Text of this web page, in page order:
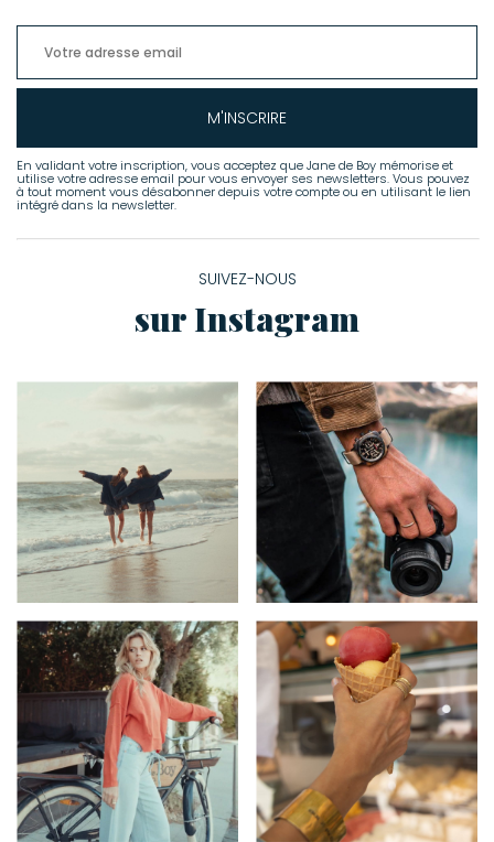
M'INSCRIRE
En validant votre inscription, vous acceptez que Jane de Boy mémorise et
utilise votre adresse email pour vous envoyer ses newsletters. Vous pouvez
à tout moment vous désabonner depuis votre compte ou en utilisant le lien
intégré dans la newsletter.
SUIVEZ-NOUS
sur Instagram